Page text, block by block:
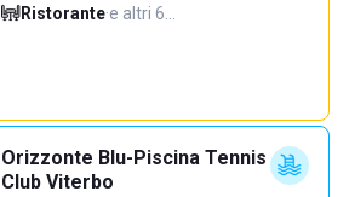
Ristorante·e altri 6…
Orizzonte Blu-Piscina Tennis
Club Viterbo